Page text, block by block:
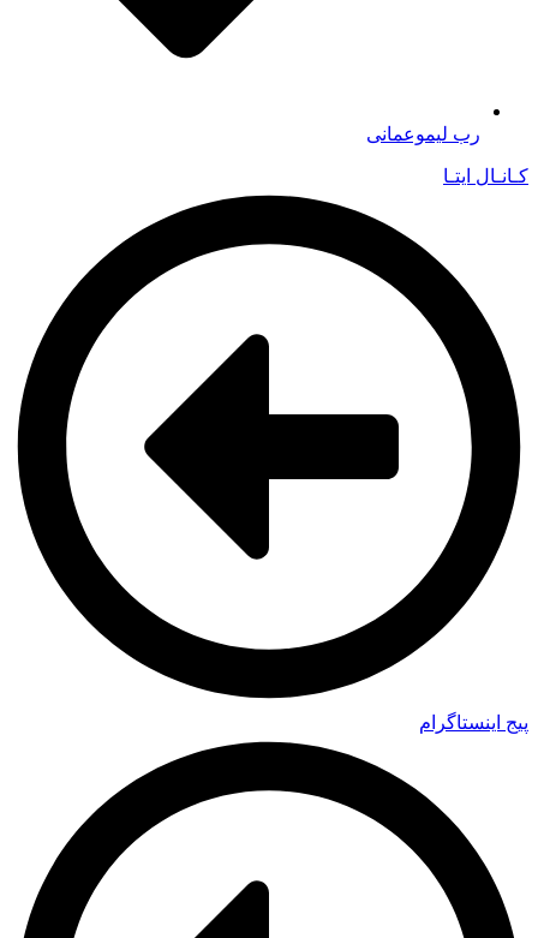
رب لیموعمانی
کـانـال ایتـا
پیج اینستاگرام